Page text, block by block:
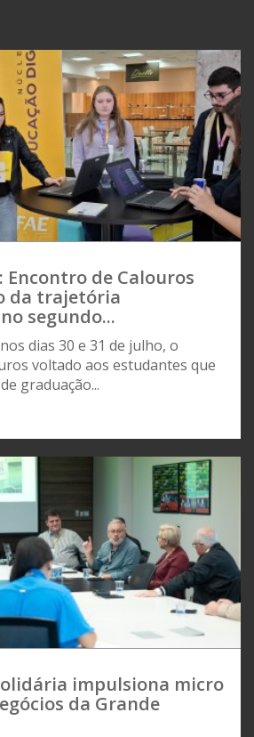
Encontro de Calouros
da trajetória
segundo...
dias 30 e 31 de julho, o
voltado aos estudantes que
graduação...
impulsiona micro
da Grande